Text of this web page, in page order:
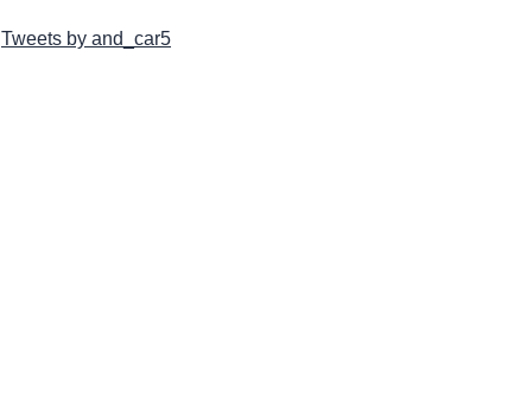
Tweets by and_car5